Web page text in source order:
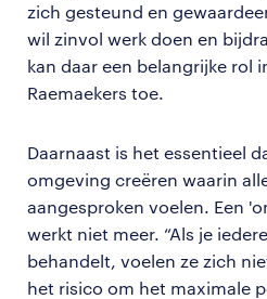
zich gesteund en
wil zinvol werk doen en
kan daar een belangrijke rol
Raemaekers toe.
Daarnaast is het essentieel
omgeving creëren waarin
aangesproken voelen. Een
werkt niet meer. “Als je
behandelt, voelen ze zich
het risico om het maximale